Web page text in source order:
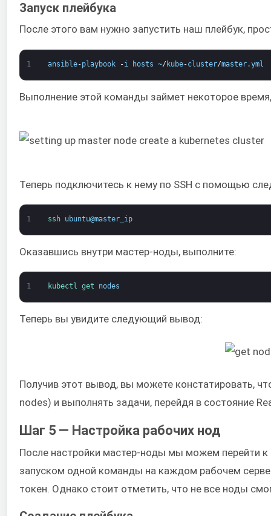
Запуск плейбука
После этого вам нужно запустить наш плейбук,
1 ansible-playbook -i hosts ~/ kube-cluster/master.yml
Выполнение этой команды займет некоторое
Теперь подключитесь к нему по SSH с помощью
1 ssh ubuntu@master_ip
Оказавшись внутри мастер-ноды, выполните:
1 kubectl get nodes
Теперь вы увидите следующий вывод:
Получив этот вывод, вы можете констатировать,
nodes) и выполнять задачи, перейдя в состояние
Шаг 5 — Настройка рабочих нод
После настройки мастер-ноды мы можем перейти
запуском одной команды на каждом рабочем
токен. Однако стоит отметить, что не все ноды